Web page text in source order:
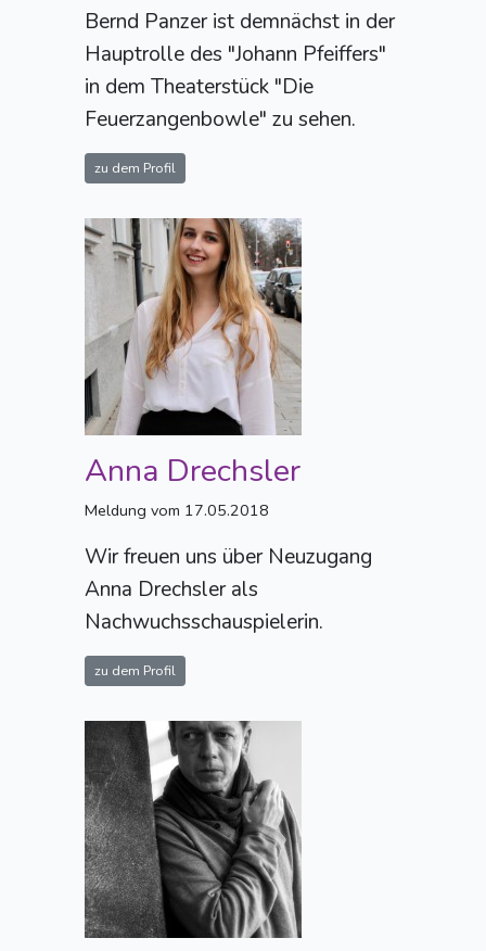
Bernd Panzer ist demnächst in der
Hauptrolle des "Johann Pfeiffers"
in dem Theaterstück "Die
Feuerzangenbowle" zu sehen.
zu dem Profil
Anna Drechsler
Meldung vom 17.05.2018
Wir freuen uns über Neuzugang
Anna Drechsler als
Nachwuchsschauspielerin.
zu dem Profil